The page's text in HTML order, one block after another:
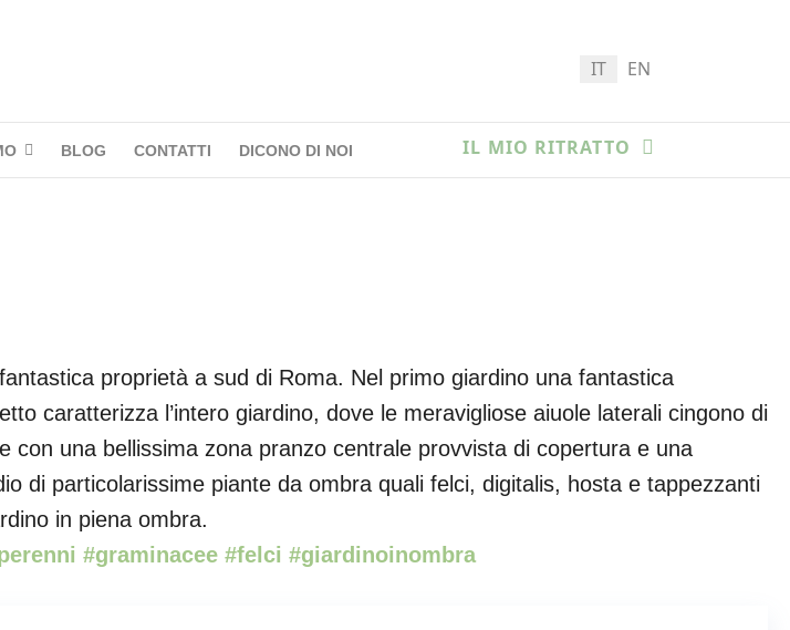
Seleziona la tua lingua
IT EN
IL MIO RITRATTO
BLOG CONTATTI DICONO DI NOI
proprietà a sud di Roma. Nel primo giardino una fantastica
caratterizza l’intero giardino, dove le meravigliose aiuole laterali cingono di
con una bellissima zona pranzo centrale provvista di copertura e una
di particolarissime piante da ombra quali felci, digitalis, hosta e tappezzanti
in piena ombra.
#graminacee #felci #giardinoinombra